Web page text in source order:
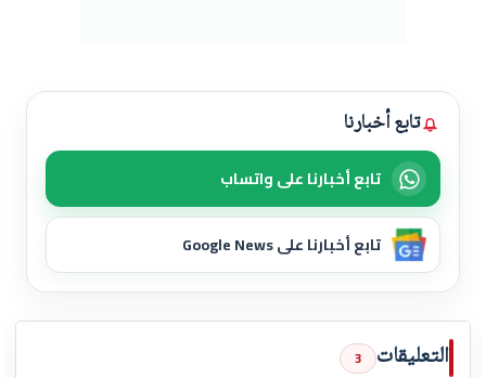
تابع أخبارنا
تابع أخبارنا على واتساب
تابع أخبارنا على Google News
التعليقات 3